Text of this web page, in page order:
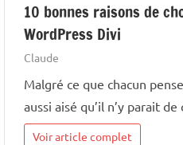
10 bonnes raisons de
WordPress Divi
Claude
Malgré ce que chacun
aussi aisé qu’il n’y parait
Voir article complet